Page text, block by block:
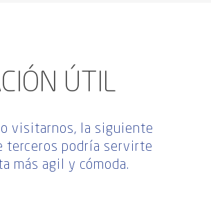
ÚTIL
visitarnos, la siguiente
terceros podría servirte
más agil y cómoda.